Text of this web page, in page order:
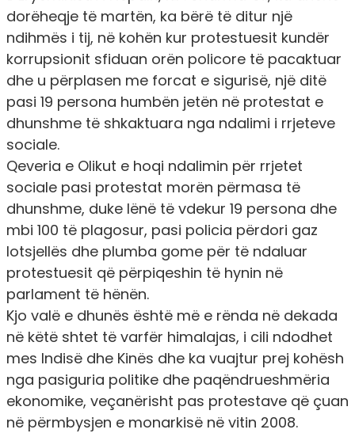
dorëheqje të martën, ka bërë të ditur një
ndihmës i tij, në kohën kur protestuesit kundër
korrupsionit sfiduan orën policore të pacaktuar
dhe u përplasen me forcat e sigurisë, një ditë
pasi 19 persona humbën jetën në protestat e
dhunshme të shkaktuara nga ndalimi i rrjeteve
sociale.
Qeveria e Olikut e hoqi ndalimin për rrjetet
sociale pasi protestat morën përmasa të
dhunshme, duke lënë të vdekur 19 persona dhe
mbi 100 të plagosur, pasi policia përdori gaz
lotsjellës dhe plumba gome për të ndaluar
protestuesit që përpiqeshin të hynin në
parlament të hënën.
Kjo valë e dhunës është më e rënda në dekada
në këtë shtet të varfër himalajas, i cili ndodhet
mes Indisë dhe Kinës dhe ka vuajtur prej kohësh
nga pasiguria politike dhe paqëndrueshmëria
ekonomike, veçanërisht pas protestave që çuan
në përmbysjen e monarkisë në vitin 2008.